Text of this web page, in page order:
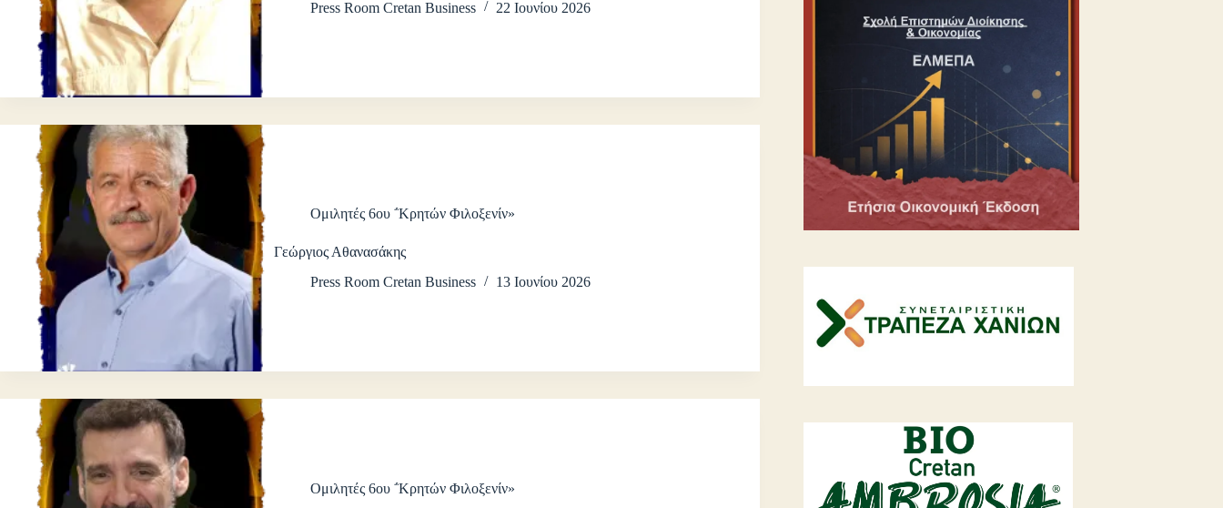
Press Room Cretan Business
22 Ιουνίου 2026
Ομιλητές 6ου ΅Κρητών Φιλοξενίν»
Γεώργιος Αθανασάκης
Press Room Cretan Business
13 Ιουνίου 2026
Ομιλητές 6ου ΅Κρητών Φιλοξενίν»